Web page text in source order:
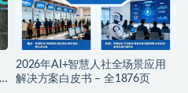
2026年AI+智慧人社全场景应用
解决方案白皮书 – 全1876页